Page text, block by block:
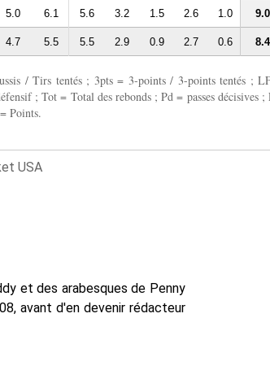
5.0 6.1 5.6 3.2 1.5 2.6 1.0 9.0
4.7 5.5 5.5 2.9 0.9 2.7 0.6 8.4
/ Tirs tentés ; 3pts = 3-points / 3-points tentés ;
; Tot = Total des rebonds ; Pd = passes décisives ;
Points.
USA
et des arabesques de Penny
avant d'en devenir rédacteur